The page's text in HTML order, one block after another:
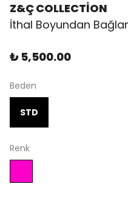
Z&Ç COLLECTİON
İthal Boyundan
₺ 5,500.00
Beden
STD
Renk